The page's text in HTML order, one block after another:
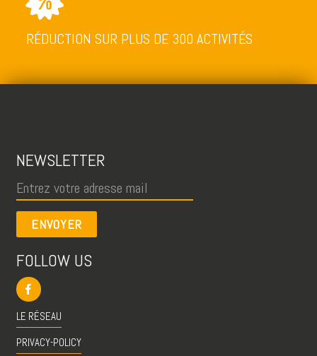
RÉDUCTION SUR PLUS DE 300 ACTIVITÉS
NEWSLETTER
ENVOYER
FOLLOW US
LE RÉSEAU
PRIVACY-POLICY